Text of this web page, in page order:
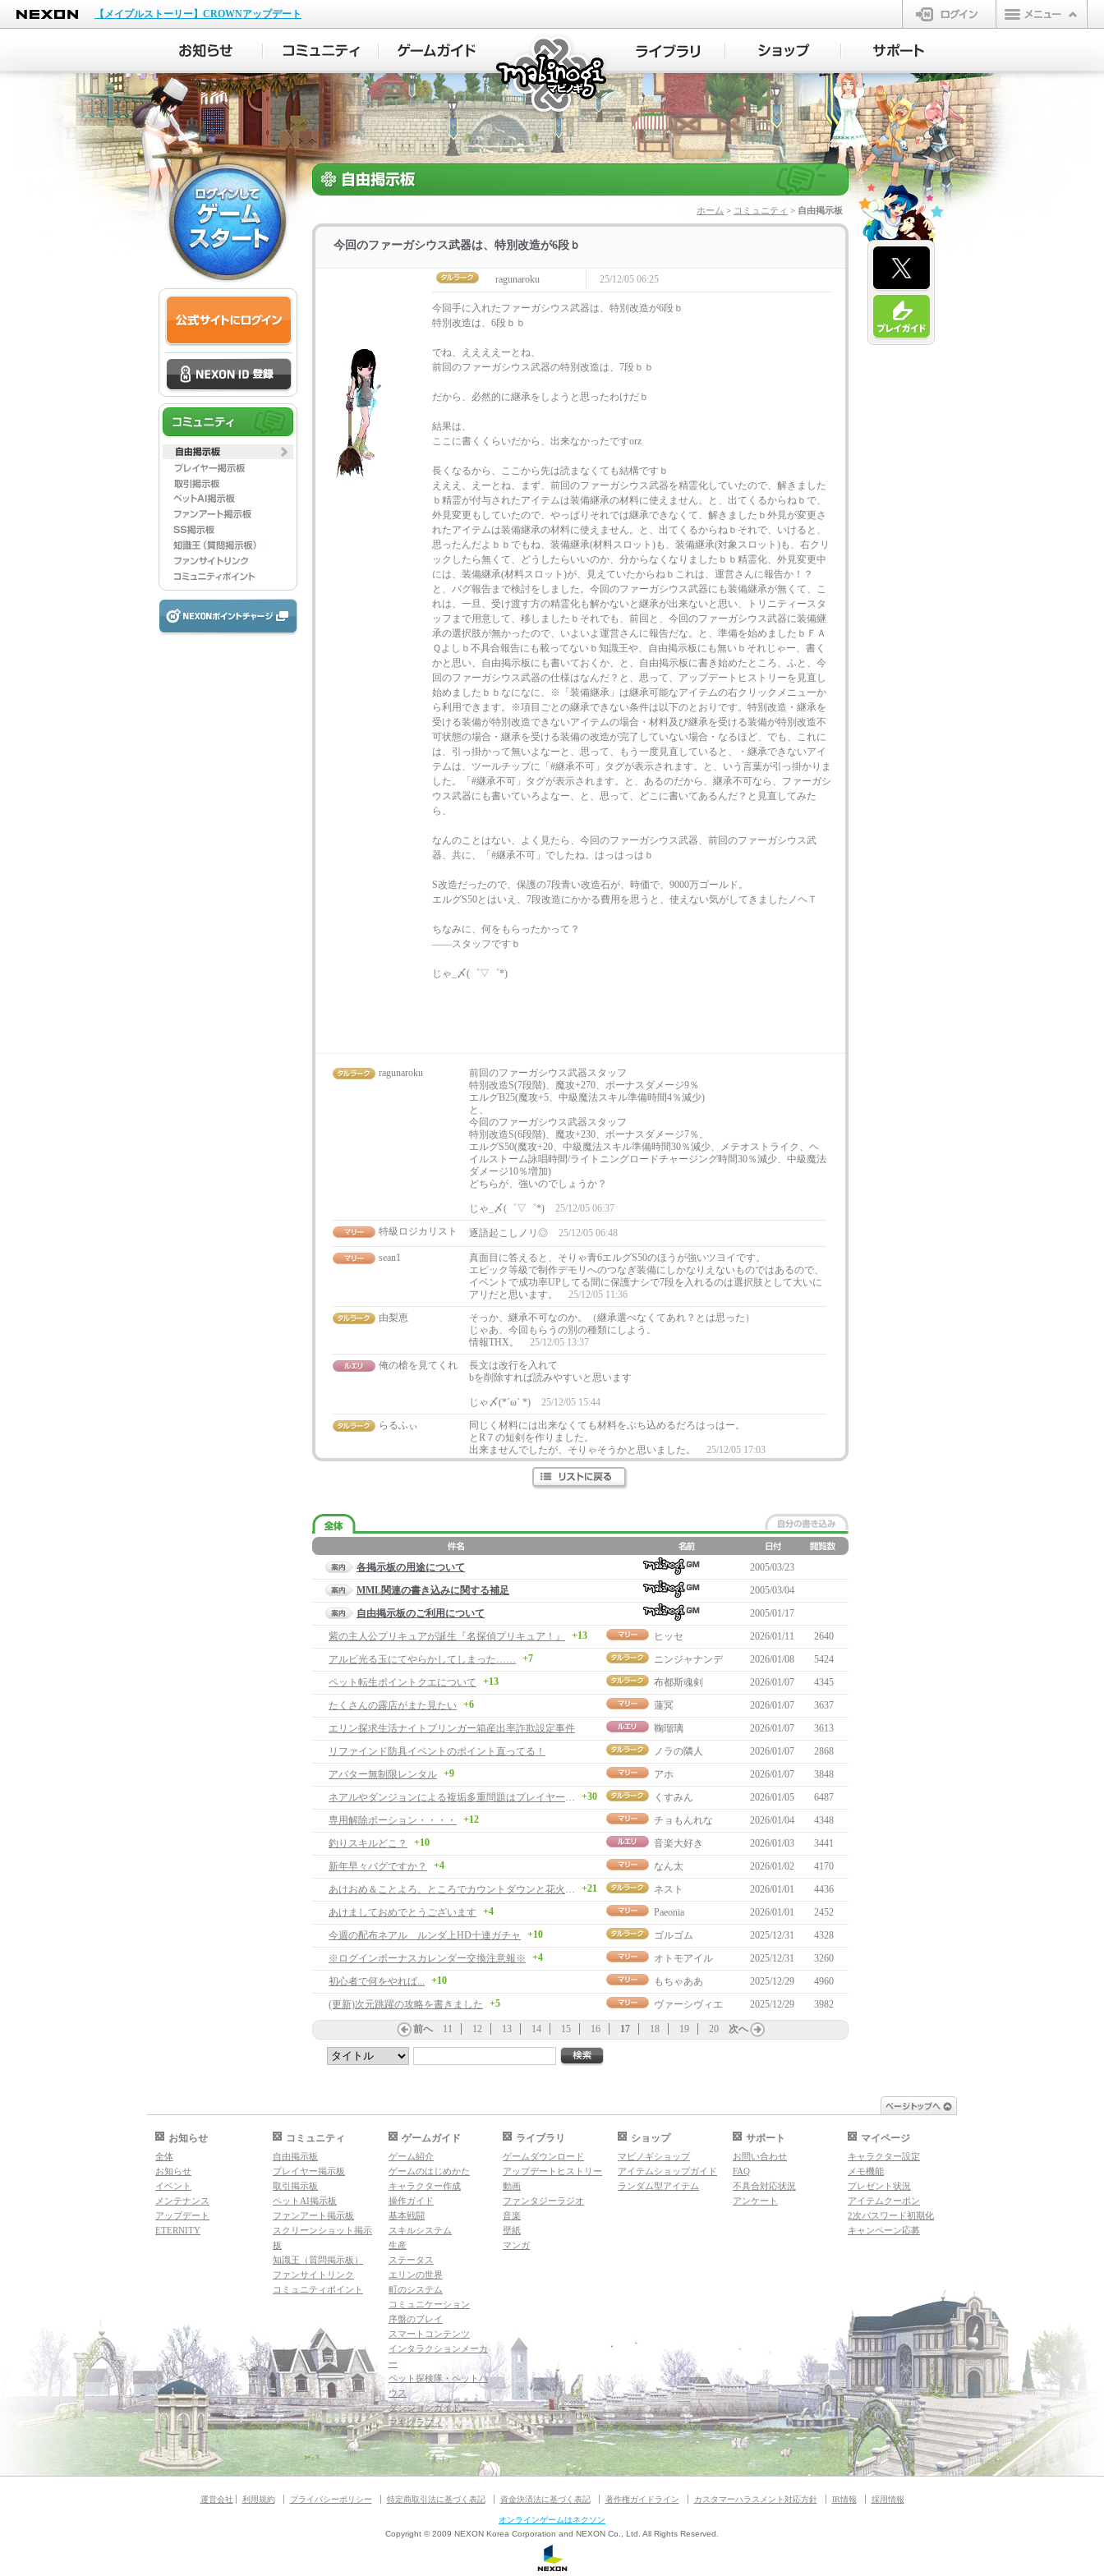
NEXON
【メイプルストーリー】CROWNアップデート
ログイン
マビノギ
ホーム > コミュニティ > 自由掲示板
今回のファーガシウス武器は、特別改造が6段ｂ
ragunaroku 25/12/05 06:25
今回手に入れたファーガシウス武器は、特別改造が6段ｂ
特別改造は、6段ｂｂ
でね、ええええーとね、
前回のファーガシウス武器の特別改造は、7段ｂｂ
だから、必然的に継承をしようと思ったわけだｂ
結果は、
ここに書くくらいだから、出来なかったですorz
長くなるから、ここから先は読まなくても結構ですｂ
えええ、えーとね、まず、前回のファーガシウス武器を精霊化していたので、解きました
ｂ精霊が付与されたアイテムは装備継承の材料に使えません。と、出てくるからねｂで、
外見変更もしていたので、やっぱりそれでは継承できなくて、解きましたｂ外見が変更さ
れたアイテムは装備継承の材料に使えません。と、出てくるからねｂそれで、いけると、
思ったんだよｂｂでもね、装備継承(材料スロット)も、装備継承(対象スロット)も、右クリ
ックしたら無くて、どうしたらいいのか、分からなくなりましたｂｂ精霊化、外見変更中
には、装備継承(材料スロット)が、見えていたからねｂこれは、運営さんに報告か！？
と、バグ報告まで検討をしました。今回のファーガシウス武器にも装備継承が無くて、こ
れは、一旦、受け渡す方の精霊化も解かないと継承が出来ないと思い、トリニティースタ
ッフまで用意して、移しましたｂそれでも、前回と、今回のファーガシウス武器に装備継
承の選択肢が無かったので、いよいよ運営さんに報告だな。と、準備を始めましたｂＦＡ
Ｑよしｂ不具合報告にも載ってないｂ知識王や、自由掲示板にも無いｂそれじゃー、書く
かと思い、自由掲示板にも書いておくか、と、自由掲示板に書き始めたところ、ふと、今
回のファーガシウス武器の仕様はなんだ？と、思って、アップデートヒストリーを見直し
始めましたｂｂなになに、※「装備継承」は継承可能なアイテムの右クリックメニューか
ら利用できます。※項目ごとの継承できない条件は以下のとおりです。特別改造・継承を
受ける装備が特別改造できないアイテムの場合・材料及び継承を受ける装備が特別改造不
可状態の場合・継承を受ける装備の改造が完了していない場合・なるほど、でも、これに
は、引っ掛かって無いよなーと、思って、もう一度見直していると、・継承できないアイ
テムは、ツールチップに「#継承不可」タグが表示されます。と、いう言葉が引っ掛かりま
した。「#継承不可」タグが表示されます。と、あるのだから、継承不可なら、ファーガシ
ウス武器にも書いていろよなー、と、思って、どこに書いてあるんだ？と見直してみた
ら、
なんのことはない、よく見たら、今回のファーガシウス武器、前回のファーガシウス武
器、共に、「#継承不可」でしたね。はっはっはｂ
S改造だったので、保護の7段青い改造石が、時価で、9000万ゴールド。
エルグS50とはいえ、7段改造にかかる費用を思うと、使えない気がしてきましたノヘＴ
ちなみに、何をもらったかって？
――スタッフですｂ
じゃ_〆(゜▽゜*)
ragunaroku
前回のファーガシウス武器スタッフ
特別改造S(7段階)、魔攻+270、ボーナスダメージ9％
エルグB25(魔攻+5、中級魔法スキル準備時間4％減少)
と、
今回のファーガシウス武器スタッフ
特別改造S(6段階)、魔攻+230、ボーナスダメージ7％。
エルグS50(魔攻+20、中級魔法スキル準備時間30％減少、メテオストライク、ヘ
イルストーム詠唱時間/ライトニングロードチャージング時間30％減少、中級魔法
ダメージ10％増加)
どちらが、強いのでしょうか？
じゃ_〆(゜▽゜*)
25/12/05 06:37
特級ロジカリスト
逐語起こしノリ◎ 25/12/05 06:48
sean1
真面目に答えると、そりゃ青6エルグS50のほうが強いツヨイです。
エピック等級で制作デモリへのつなぎ装備にしかなりえないものではあるので、
イベントで成功率UPしてる間に保護ナシで7段を入れるのは選択肢として大いに
アリだと思います。
25/12/05 11:36
由梨恵
そっか、継承不可なのか。（継承選べなくてあれ？とは思った）
じゃあ、今回もらうの別の種類にしよう。
情報THX。
25/12/05 13:37
俺の槍を見てくれ
長文は改行を入れて
bを削除すれば読みやすいと思います
じゃ〆(*´ω` *)
25/12/05 15:44
らるふぃ
同じく材料には出来なくても材料をぶち込めるだろはっはー。
とR７の短剣を作りました。
出来ませんでしたが、そりゃそうかと思いました。
25/12/05 17:03
各掲示板の用途について
2005/03/23
MML関連の書き込みに関する補足
2005/03/04
自由掲示板のご利用について
2005/01/17
紫の主人公プリキュアが誕生『名探偵プリキュア！』
+13 ヒッセ 2026/01/11
2640
アルビ光る玉にてやらかしてしまった……
+7 ニンジャナンデ 2026/01/08
5424
ペット転生ポイントクエについて
+13 布都斯魂剣 2026/01/07
4345
たくさんの露店がまた見たい +6 蓮冥 2026/01/07
3637
エリン探求生活ナイトブリンガー箱産出率詐欺設定事件
鞠瑠璃 2026/01/07
3613
リファインド防具イベントのポイント直ってる！
ノラの隣人 2026/01/07
2868
アバター無制限レンタル +9 アホ 2026/01/07
3848
ネアルやダンジョンによる複垢多重問題はプレイヤーに公平でない
+30 くすみん 2026/01/05
6487
専用解除ポーション・・・・
+12 チョもんれな 2026/01/04
4348
釣りスキルどこ？
+10 音楽大好き 2026/01/03
3441
新年早々バグですか？
+4 なん太 2026/01/02
4170
あけおめ＆ことよろ、ところでカウントダウンと花火ありました？
+21 ネスト 2026/01/01
4436
あけましておめでとうございます
+4 Paeonia 2026/01/01
2452
今週の配布ネアル ルンダ上HD十連ガチャ
+10 ゴルゴム 2025/12/31
4328
※ログインボーナスカレンダー交換注意報※
+4 オトモアイル 2025/12/31
3260
初心者で何をやれば...
+10 もちゃああ 2025/12/29
4960
(更新)次元跳躍の攻略を書きました
+5 ヴァーシヴィエ 2025/12/29 3982
前へ 11 12 13 14 15 16 17 18 19 20 次へ
お知らせ
全体
お知らせ
イベント
メンテナンス
アップデート
ETERNITY
コミュニティ
自由掲示板
プレイヤー掲示板
取引掲示板
ペットAI掲示板
ファンアート掲示板
スクリーンショット掲示
板
知識王（質問掲示板）
ファンサイトリンク
コミュニティポイント
ゲームガイド
ゲーム紹介
ゲームのはじめかた
キャラクター作成
操作ガイド
基本戦闘
スキルシステム
生産
ステータス
エリンの世界
町のシステム
コミュニケーション
序盤のプレイ
スマートコンテンツ
インタラクションメーカ
ー
ペット探検隊・ペットハ
ウス
ダンジョンガイド
マギグラフィ
ライブラリ
ゲームダウンロード
アップデートヒストリー
動画
ファンタジーラジオ
音楽
壁紙
マンガ
ショップ
マビノギショップ
アイテムショップガイド
ランダム型アイテム
サポート
お問い合わせ
FAQ
不具合対応状況
アンケート
マイページ
キャラクター設定
メモ機能
プレゼント状況
アイテムクーポン
2次パスワード初期化
キャンペーン応募
運営会社 利用規約 プライバシーポリシー 特定商取引法に基づく表記 資金決済法に基づく表記 著作権ガイドライン カスタマーハラスメント対応方針 IR情報 採用情報
オンラインゲームはネクソン
Copyright © 2009 NEXON Korea Corporation and NEXON Co., Ltd. All Rights Reserved.